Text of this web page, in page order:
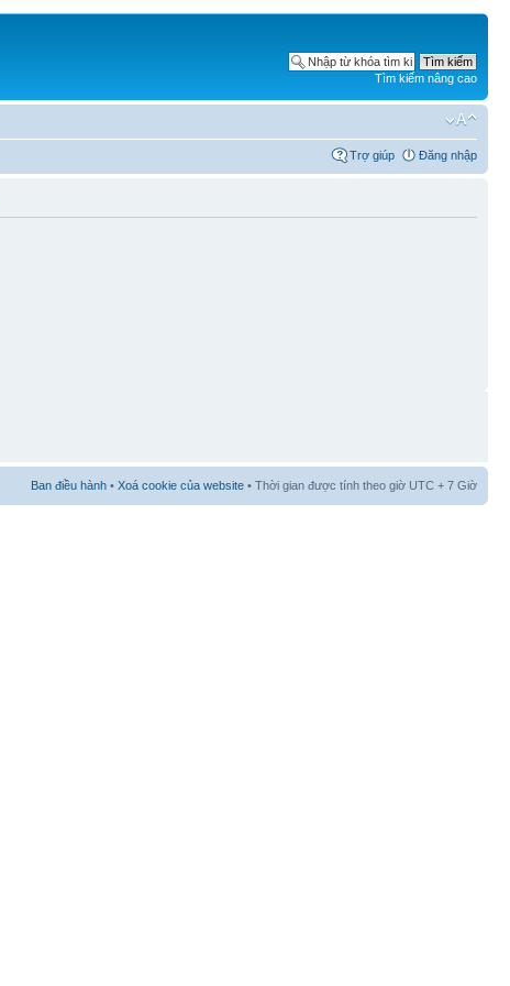
Tìm kiếm nâng cao
Trợ giúp Đăng nhập
Ban điều hành • Xoá cookie của website • Thời gian được tính theo giờ UTC + 7 Giờ